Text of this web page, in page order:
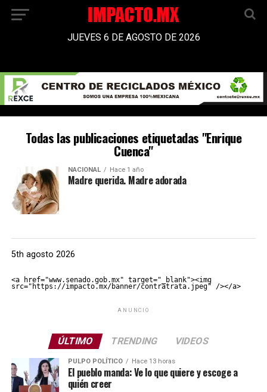
JUEVES 6 DE AGOSTO DE 2026
Todas las publicaciones etiquetadas "Enrique
Cuenca"
NACIONAL Hace 1 año
Madre querida. Madre adorada
5th agosto 2026
<a href="www.senado.gob.mx" target="_blank"><img
src="https://impacto.mx/banner/contratrata.jpeg" /></a>
ANUNCIO
ÚLTIMO TRENDING VIDEOS
PULPO POLÍTICO Hace 13 horas
El pueblo manda: Ve lo que quiere y escoge a
quién creer